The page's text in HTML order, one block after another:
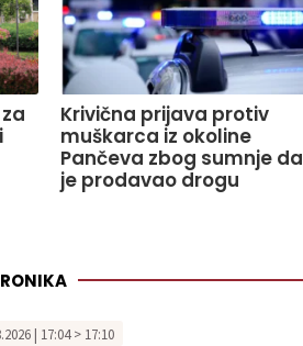
Krivična prijava protiv
muškarca iz okoline
Pančeva zbog sumnje da
je prodavao drogu
| 17:04 > 17:10